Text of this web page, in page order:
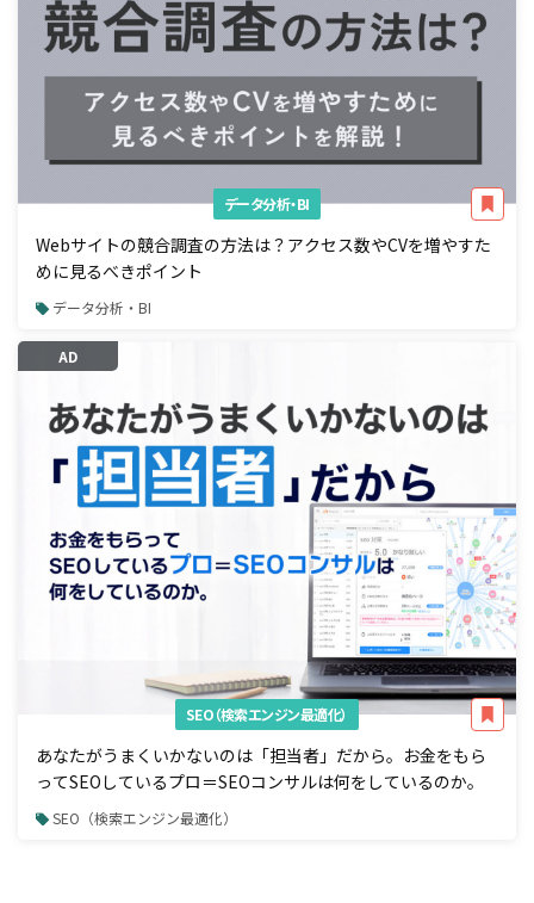
データ分析・BI
Webサイトの競合調査の方法は？アクセス数やCVを増やすた
めに見るべきポイント
データ分析・BI
AD
SEO（検索エンジン最適化）
あなたがうまくいかないのは「担当者」だから。お金をもら
ってSEOしているプロ＝SEOコンサルは何をしているのか。
SEO（検索エンジン最適化）